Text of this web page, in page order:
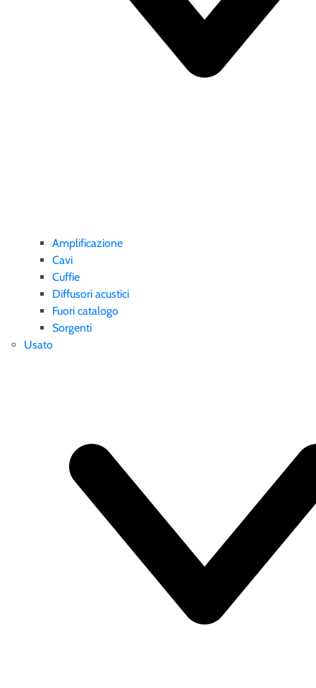
Amplificazione
Cavi
Cuffie
Diffusori acustici
Fuori catalogo
Sorgenti
Usato